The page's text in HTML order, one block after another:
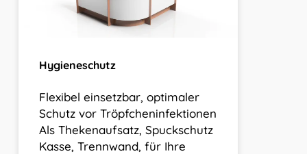
Hygieneschutz
Flexibel einsetzbar, optimaler
Schutz vor Tröpfcheninfektionen
Als Thekenaufsatz, Spuckschutz
Kasse, Trennwand, für Ihre